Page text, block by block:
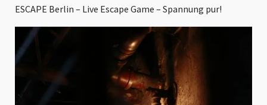
ESCAPE Berlin – Live Escape Game – Spannung pur!